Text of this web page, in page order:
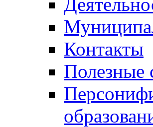
Контакты
Полезные